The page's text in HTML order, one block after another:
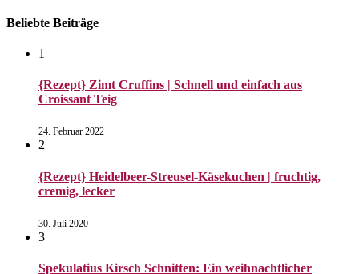
Beliebte Beiträge
1
{Rezept} Zimt Cruffins | Schnell und einfach aus
Croissant Teig
24. Februar 2022
2
{Rezept} Heidelbeer-Streusel-Käsekuchen | fruchtig,
cremig, lecker
30. Juli 2020
3
Spekulatius Kirsch Schnitten: Ein weihnachtlicher